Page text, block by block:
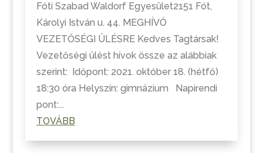
Fóti Szabad Waldorf Egyesület2151 Fót,
Károlyi István u. 44. MEGHÍVÓ
VEZETŐSÉGI ÜLÉSRE Kedves Tagtársak!
Vezetőségi ülést hívok össze az alábbiak
szerint: Időpont: 2021. október 18. (hétfő)
18:30 óra Helyszín: gimnázium Napirendi
pont:...
TOVÁBB